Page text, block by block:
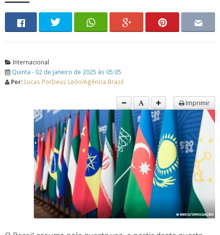
Internacional
Quinta - 02 de Janeiro de 2025 às 05:05
Por: Lucas PorDeus León/Agência Brasil
Imprimir